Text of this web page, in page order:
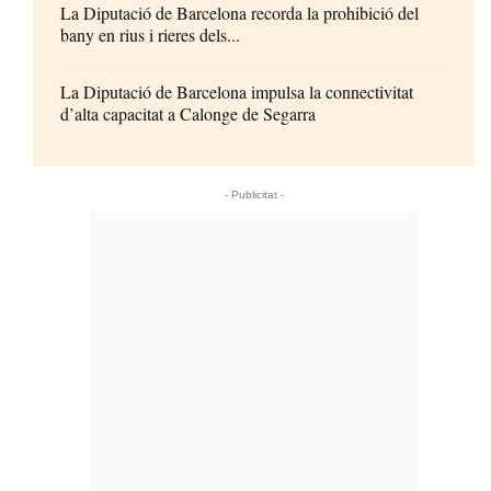
La Diputació de Barcelona recorda la prohibició del
bany en rius i rieres dels...
La Diputació de Barcelona impulsa la connectivitat
d’alta capacitat a Calonge de Segarra
- Publicitat -